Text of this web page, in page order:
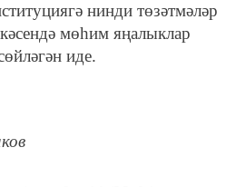
нинди төзәтмәләр
мөһим яңалыклар
иде.